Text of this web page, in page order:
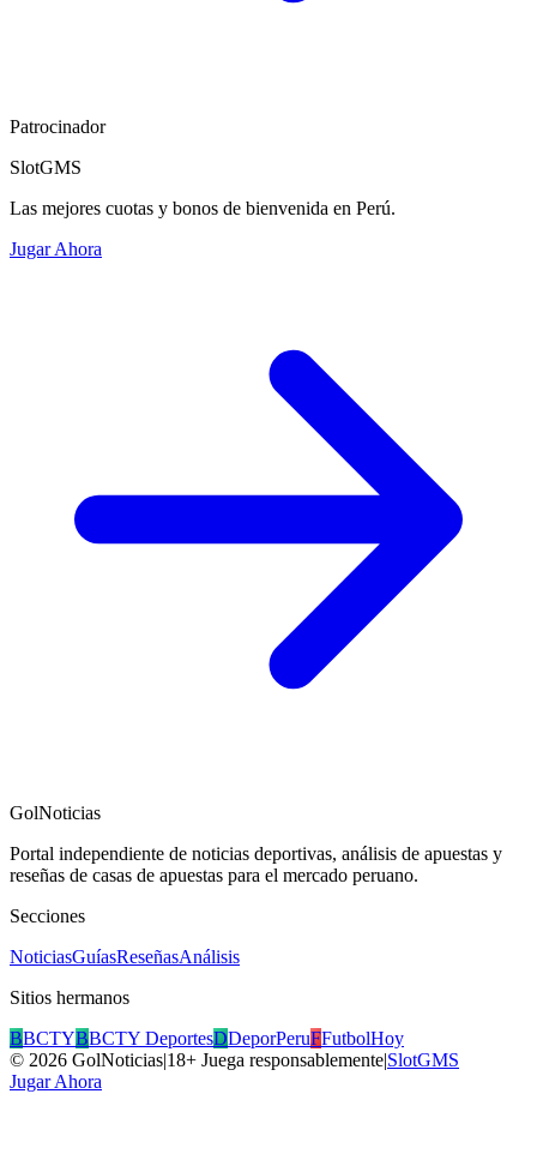
Patrocinador
SlotGMS
Las mejores cuotas y bonos de bienvenida en Perú.
Jugar Ahora
GolNoticias
Portal independiente de noticias deportivas, análisis de apuestas y
reseñas de casas de apuestas para el mercado peruano.
Secciones
NoticiasGuíasReseñasAnálisis
Sitios hermanos
BBCTYBBCTY DeportesDDeporPeruFFutbolHoy
© 2026 GolNoticias|18+ Juega responsablemente|SlotGMS
Jugar Ahora